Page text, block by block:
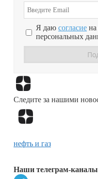
Я даю согласие на
персональных
Следите за нашими
Наши телеграм-
нефть и газ